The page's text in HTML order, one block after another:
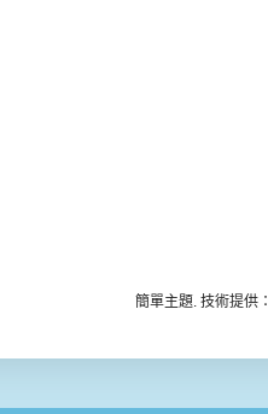
簡單主題. 技術提供：